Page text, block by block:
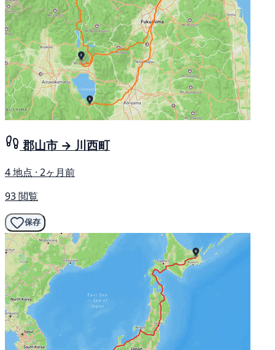
郡山市 → 川西町
4 地点 · 2ヶ月前
93 閲覧
保存